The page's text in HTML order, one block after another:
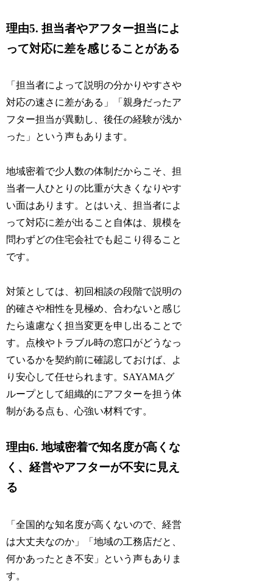
理由5. 担当者やアフター担当によ
って対応に差を感じることがある
「担当者によって説明の分かりやすさや
対応の速さに差がある」「親身だったア
フター担当が異動し、後任の経験が浅か
った」という声もあります。
地域密着で少人数の体制だからこそ、担
当者一人ひとりの比重が大きくなりやす
い面はあります。とはいえ、担当者によ
って対応に差が出ること自体は、規模を
問わずどの住宅会社でも起こり得ること
です。
対策としては、初回相談の段階で説明の
的確さや相性を見極め、合わないと感じ
たら遠慮なく担当変更を申し出ることで
す。点検やトラブル時の窓口がどうなっ
ているかを契約前に確認しておけば、よ
り安心して任せられます。SAYAMAグ
ループとして組織的にアフターを担う体
制がある点も、心強い材料です。
理由6. 地域密着で知名度が高くな
く、経営やアフターが不安に見え
る
「全国的な知名度が高くないので、経営
は大丈夫なのか」「地域の工務店だと、
何かあったとき不安」という声もありま
す。